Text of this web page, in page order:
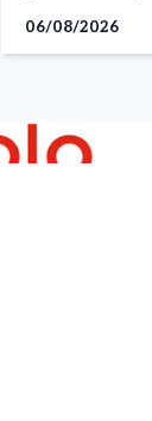
che difficilmente
al dottor Michele
canavesano, 32
all’ospedale San
06/08/2026